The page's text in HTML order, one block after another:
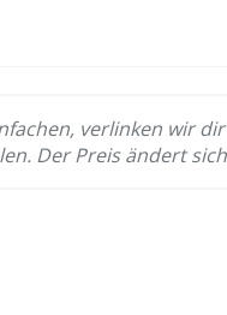
verlinken wir
Der Preis ändert